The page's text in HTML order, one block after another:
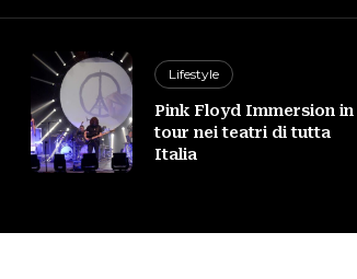
Lifestyle
Pink Floyd Immersion in
tour nei teatri di tutta
Italia